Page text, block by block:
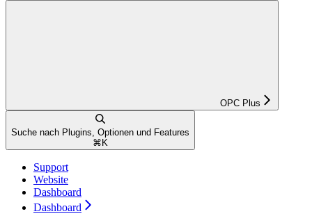
OPC Plus
Suche nach Plugins, Optionen und Features
⌘ K
Support
Website
Dashboard
Dashboard